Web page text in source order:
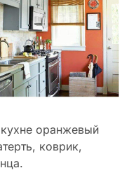
оранжевый
коврик,